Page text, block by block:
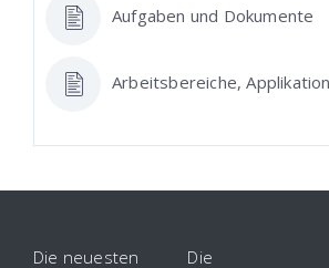
Aufgaben und Dokumente
Arbeitsbereiche,
Die neuesten Die